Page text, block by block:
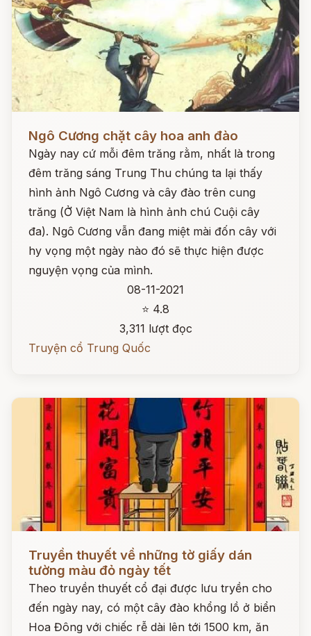
Ngô Cương chặt cây hoa anh đào
Ngày nay cứ mỗi đêm trăng rằm, nhất là trong
đêm trăng sáng Trung Thu chúng ta lại thấy
hình ảnh Ngô Cương và cây đào trên cung
trăng (Ở Việt Nam là hình ảnh chú Cuội cây
đa). Ngô Cương vẫn đang miệt mài đốn cây với
hy vọng một ngày nào đó sẽ thực hiện được
nguyện vọng của mình.
08-11-2021
⭐ 4.8
3,311 lượt đọc
Truyện cổ Trung Quốc
Đọc ngay
Truyền thuyết về những tờ giấy dán
tường màu đỏ ngày tết
Theo truyền thuyết cổ đại được lưu tryền cho
đến ngày nay, có một cây đào khổng lồ ở biển
Hoa Đông với chiếc rễ dài lên tới 1500 km, ăn